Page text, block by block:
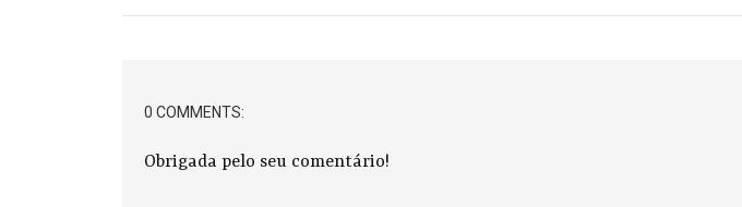
0 COMMENTS:
Obrigada pelo seu comentário!